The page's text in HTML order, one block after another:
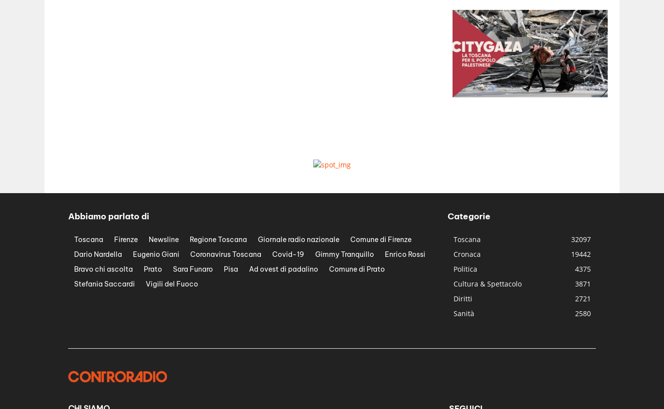
Abbiamo parlato di
Toscana Firenze Newsline Regione Toscana Giornale radio nazionale
Comune di Firenze
Dario Nardella
Eugenio Giani Coronavirus Toscana Covid-19 Gimmy Tranquillo
Enrico Rossi
Bravo chi ascolta
Prato Sara Funaro Pisa Ad ovest di padalino
Comune di Prato
Stefania Saccardi
Vigili del Fuoco
Categorie
Toscana
32097
Cronaca
19442
Politica
4375
Cultura & Spettacolo
3871
Diritti
2721
Sanità
2580